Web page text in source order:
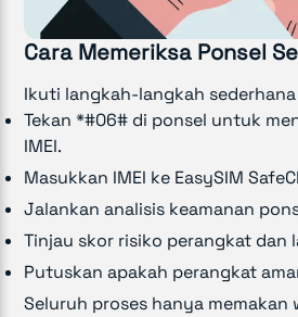
Cara Memeriksa Ponsel
Ikuti langkah-langkah
Tekan *#06# di ponsel untuk
IMEI.
Masukkan IMEI ke EasySIM
Jalankan analisis keamanan
Tinjau skor risiko perangkat dan
Putuskan apakah perangkat
Seluruh proses hanya memakan